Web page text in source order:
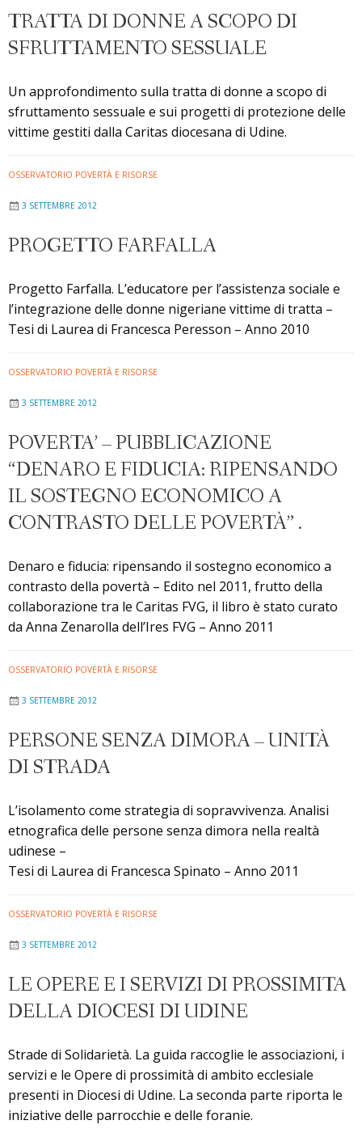
TRATTA DI DONNE A SCOPO DI
SFRUTTAMENTO SESSUALE
Un approfondimento sulla tratta di donne a scopo di
sfruttamento sessuale e sui progetti di protezione delle
vittime gestiti dalla Caritas diocesana di Udine.
OSSERVATORIO POVERTÀ E RISORSE
3 SETTEMBRE 2012
PROGETTO FARFALLA
Progetto Farfalla. L’educatore per l’assistenza sociale e
l’integrazione delle donne nigeriane vittime di tratta –
Tesi di Laurea di Francesca Peresson – Anno 2010
OSSERVATORIO POVERTÀ E RISORSE
3 SETTEMBRE 2012
POVERTA’ – PUBBLICAZIONE
“DENARO E FIDUCIA: RIPENSANDO
IL SOSTEGNO ECONOMICO A
CONTRASTO DELLE POVERTÀ” .
Denaro e fiducia: ripensando il sostegno economico a
contrasto della povertà – Edito nel 2011, frutto della
collaborazione tra le Caritas FVG, il libro è stato curato
da Anna Zenarolla dell’Ires FVG – Anno 2011
OSSERVATORIO POVERTÀ E RISORSE
3 SETTEMBRE 2012
PERSONE SENZA DIMORA – UNITÀ
DI STRADA
L’isolamento come strategia di sopravvivenza. Analisi
etnografica delle persone senza dimora nella realtà
udinese –
Tesi di Laurea di Francesca Spinato – Anno 2011
OSSERVATORIO POVERTÀ E RISORSE
3 SETTEMBRE 2012
LE OPERE E I SERVIZI DI PROSSIMITA
DELLA DIOCESI DI UDINE
Strade di Solidarietà. La guida raccoglie le associazioni, i
servizi e le Opere di prossimità di ambito ecclesiale
presenti in Diocesi di Udine. La seconda parte riporta le
iniziative delle parrocchie e delle foranie.